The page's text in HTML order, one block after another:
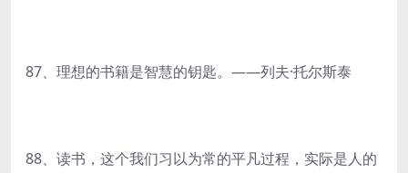
87、理想的书籍是智慧的钥匙。——列夫·托尔斯泰
88、读书，这个我们习以为常的平凡过程，实际是人的